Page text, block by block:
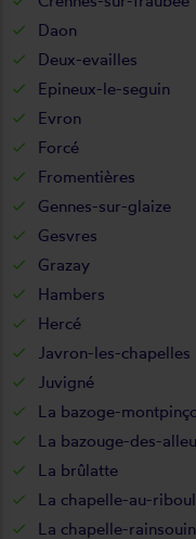
Daon
Deux-evailles
Epineux-le-seguin
Evron
Forcé
Fromentières
Gennes-sur-glaize
Gesvres
Grazay
Hambers
Hercé
Javron-les-chapelles
Juvigné
La bazoge-
La bazouge-des-
La brûlatte
La chapelle-au-riboul
La chapelle-rainsouin